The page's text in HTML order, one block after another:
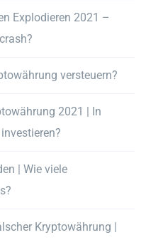
Explodieren 2021 –
versteuern?
2021 | In
| Wie viele
Kryptowährung |